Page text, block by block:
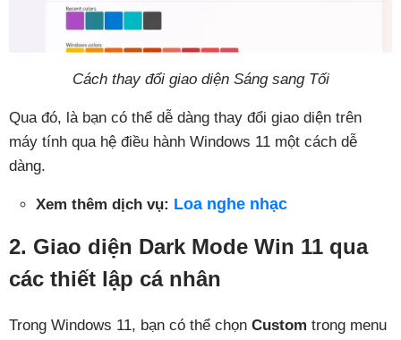
Cách thay đổi giao diện Sáng sang Tối
Qua đó, là bạn có thể dễ dàng thay đổi giao diện trên
máy tính qua hệ điều hành Windows 11 một cách dễ
dàng.
Xem thêm dịch vụ: Loa nghe nhạc
2. Giao diện Dark Mode Win 11 qua
các thiết lập cá nhân
Trong Windows 11, bạn có thể chọn Custom trong menu